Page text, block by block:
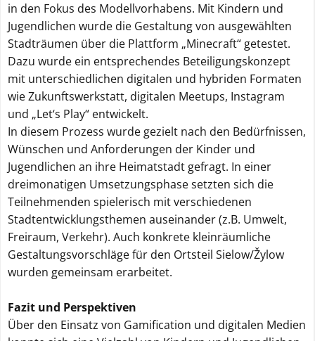
in den Fokus des Modellvorhabens. Mit Kindern und
Jugendlichen wurde die Gestaltung von ausgewählten
Stadträumen über die Plattform „Minecraft“ getestet.
Dazu wurde ein entsprechendes Beteiligungskonzept
mit unterschiedlichen digitalen und hybriden Formaten
wie Zukunftswerkstatt, digitalen Meetups, Instagram
und „Let‘s Play“ entwickelt.
In diesem Prozess wurde gezielt nach den Bedürfnissen,
Wünschen und Anforderungen der Kinder und
Jugendlichen an ihre Heimatstadt gefragt. In einer
dreimonatigen Umsetzungsphase setzten sich die
Teilnehmenden spielerisch mit verschiedenen
Stadtentwicklungsthemen auseinander (z.B. Umwelt,
Freiraum, Verkehr). Auch konkrete kleinräumliche
Gestaltungsvorschläge für den Ortsteil Sielow/Žylow
wurden gemeinsam erarbeitet.
Fazit und Perspektiven
Über den Einsatz von Gamification und digitalen Medien